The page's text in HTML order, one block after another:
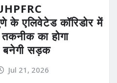
एलिवेटेड कॉरिडोर में
का होगा
बनेगी सड़क
Jul 21, 2026